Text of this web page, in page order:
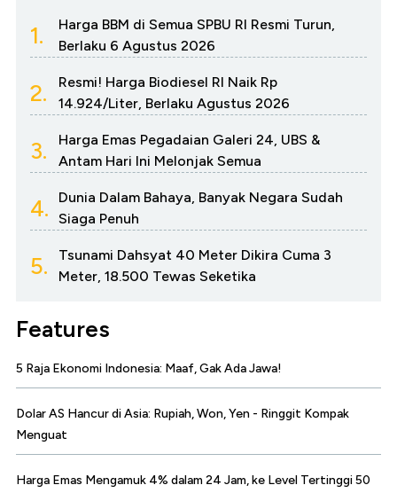
1.
Harga BBM di Semua SPBU RI Resmi Turun,
Berlaku 6 Agustus 2026
2.
Resmi! Harga Biodiesel RI Naik Rp
14.924/Liter, Berlaku Agustus 2026
3.
Harga Emas Pegadaian Galeri 24, UBS &
Antam Hari Ini Melonjak Semua
4.
Dunia Dalam Bahaya, Banyak Negara Sudah
Siaga Penuh
5.
Tsunami Dahsyat 40 Meter Dikira Cuma 3
Meter, 18.500 Tewas Seketika
Features
5 Raja Ekonomi Indonesia: Maaf, Gak Ada Jawa!
Dolar AS Hancur di Asia: Rupiah, Won, Yen - Ringgit Kompak
Menguat
Harga Emas Mengamuk 4% dalam 24 Jam, ke Level Tertinggi 50